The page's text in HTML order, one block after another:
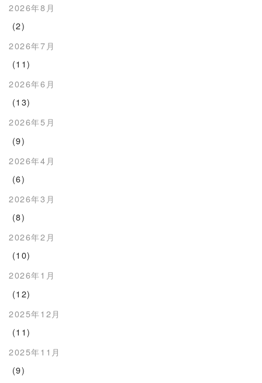
2026年8月
(2)
2026年7月
(11)
2026年6月
(13)
2026年5月
(9)
2026年4月
(6)
2026年3月
(8)
2026年2月
(10)
2026年1月
(12)
2025年12月
(11)
2025年11月
(9)